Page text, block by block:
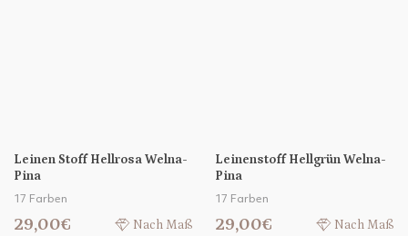
Leinen Stoff Hellrosa Welna-
Pina
17 Farben
29,00€ Nach Maß
Leinenstoff Hellgrün Welna-
Pina
17 Farben
29,00€ Nach Maß